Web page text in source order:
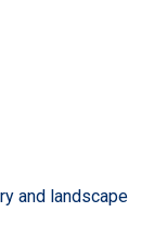
and landscape